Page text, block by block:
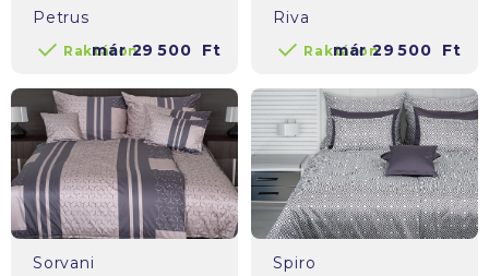
Petrus
Raktáron
már29 500 Ft
Riva
Raktáron
már29 500 Ft
Sorvani Spiro